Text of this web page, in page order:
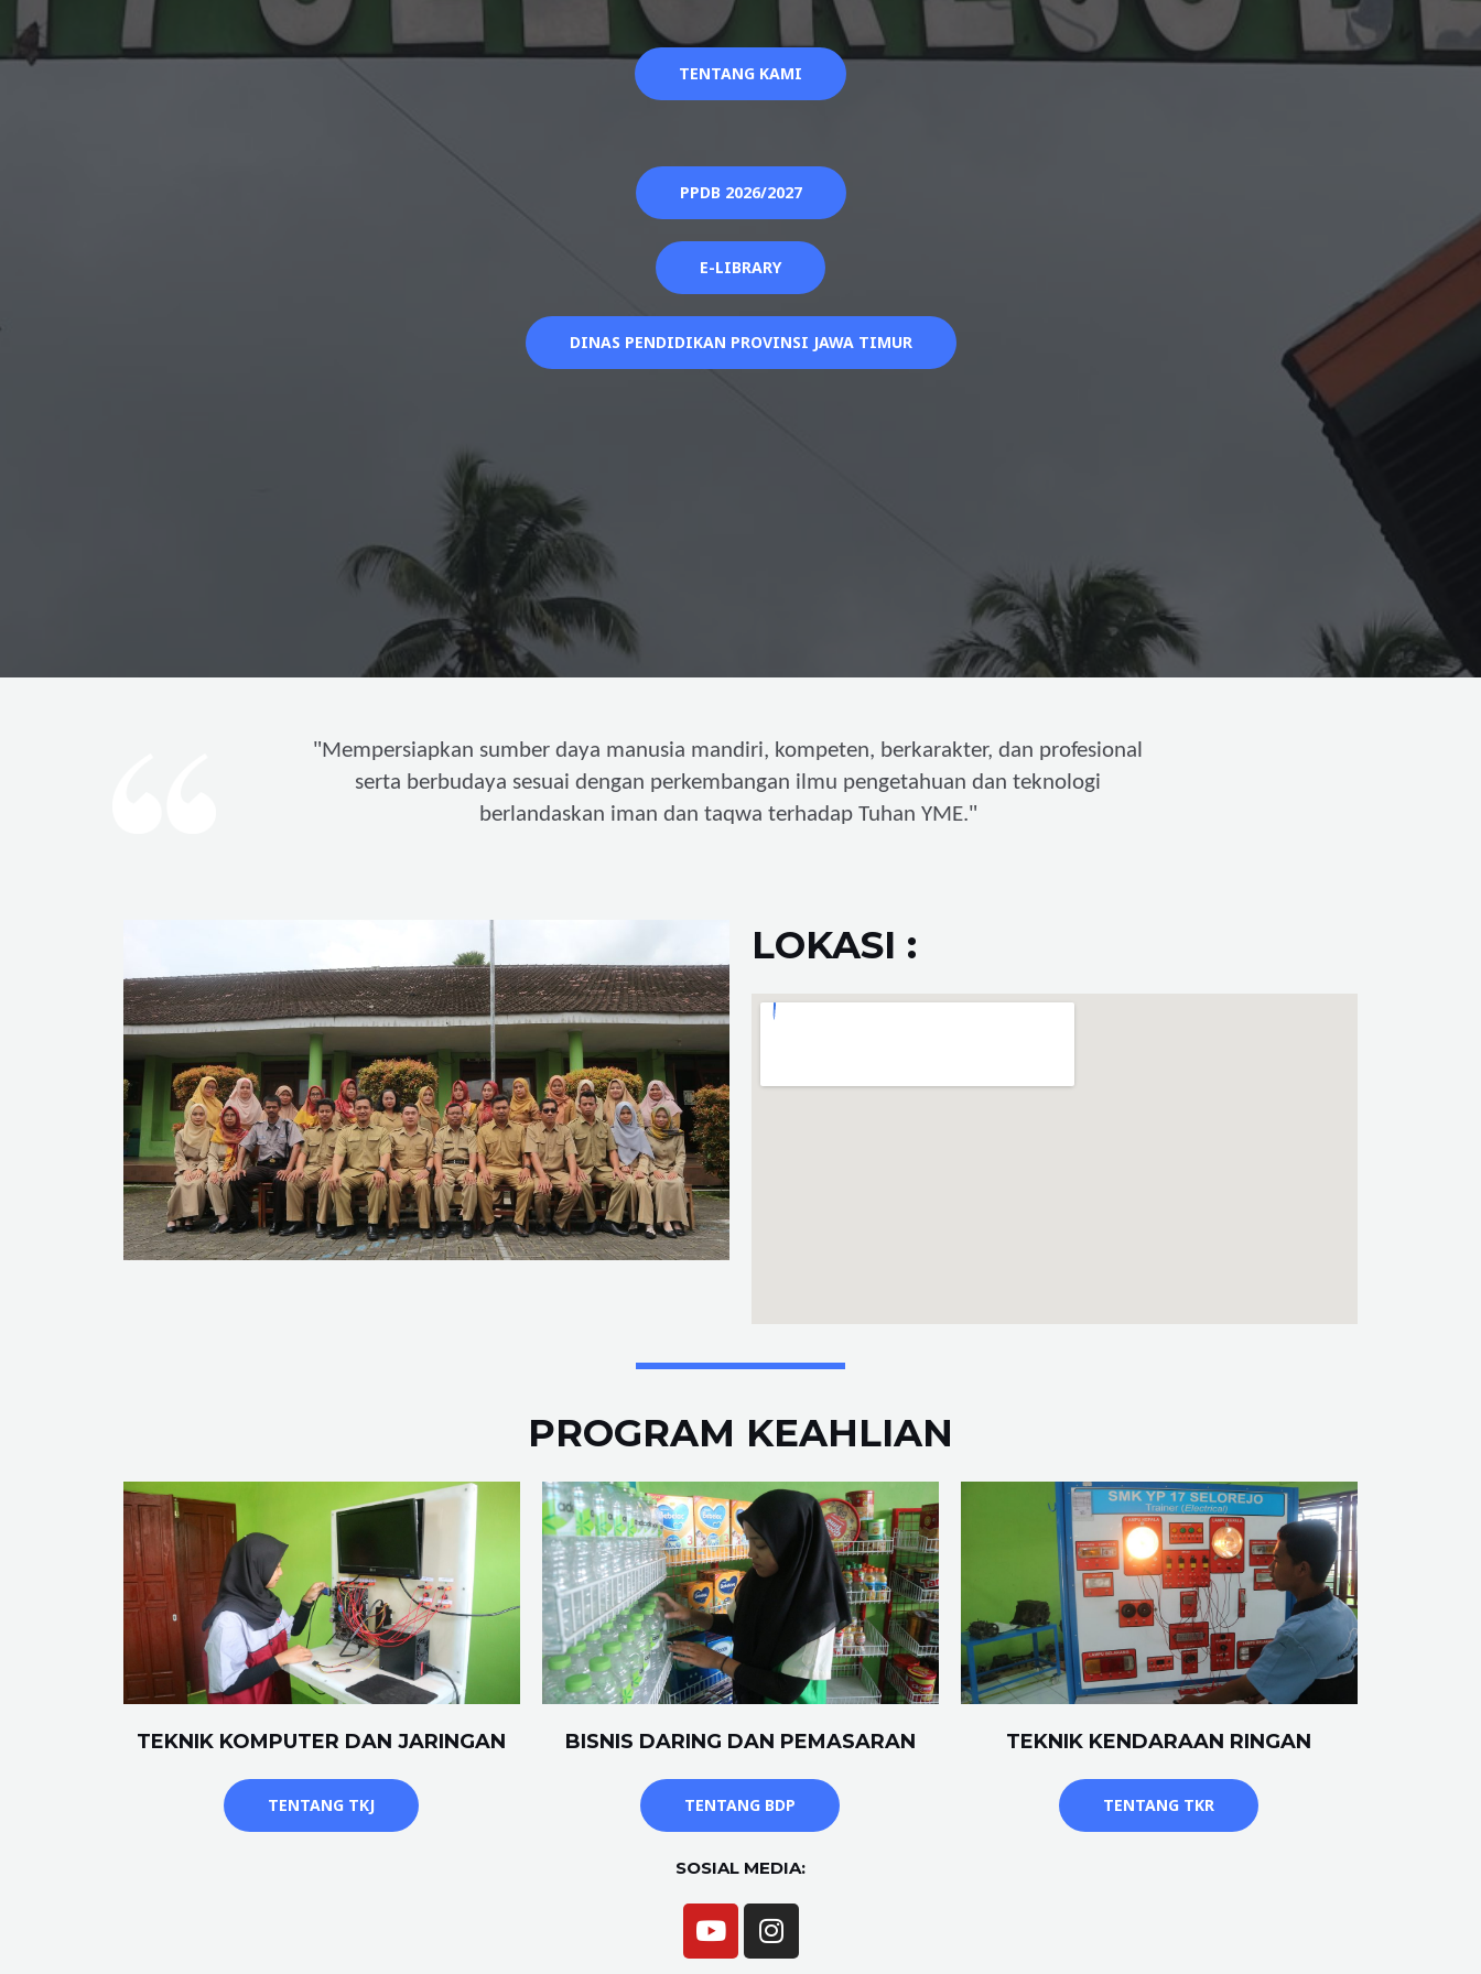
TENTANG KAMI
PPDB 2026/2027
E-LIBRARY
DINAS PENDIDIKAN PROVINSI JAWA TIMUR
"Mempersiapkan sumber daya manusia mandiri, kompeten, berkarakter, dan profesional
serta berbudaya sesuai dengan perkembangan ilmu pengetahuan dan teknologi
berlandaskan iman dan taqwa terhadap Tuhan YME."
LOKASI :
PROGRAM KEAHLIAN
TEKNIK KOMPUTER DAN JARINGAN
TENTANG TKJ
BISNIS DARING DAN PEMASARAN
TENTANG BDP
TEKNIK KENDARAAN RINGAN
TENTANG TKR
SOSIAL MEDIA: